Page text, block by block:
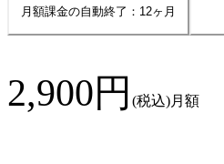
月額課金の自動終了： 12ヶ月
2,900円 (税込)月額